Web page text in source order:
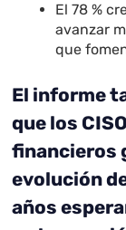
El 78 %
avanzar
que
El informe
que los
financieros
evolución
años